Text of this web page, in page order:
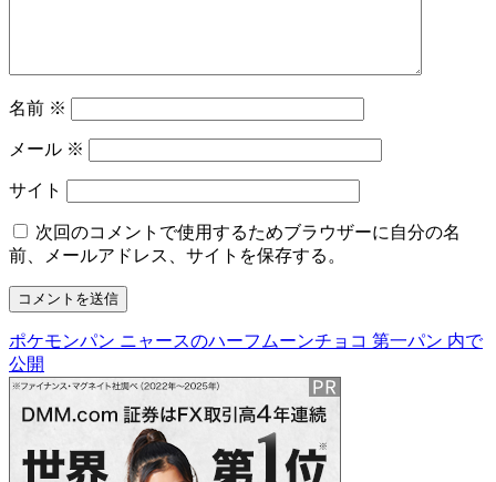
名前 ※
メール ※
サイト
次回のコメントで使用するためブラウザーに自分の名
前、メールアドレス、サイトを保存する。
投
稿
ナ
ビ
ポケモンパン ニャースのハーフムーンチョコ 第一パン 内で
公開